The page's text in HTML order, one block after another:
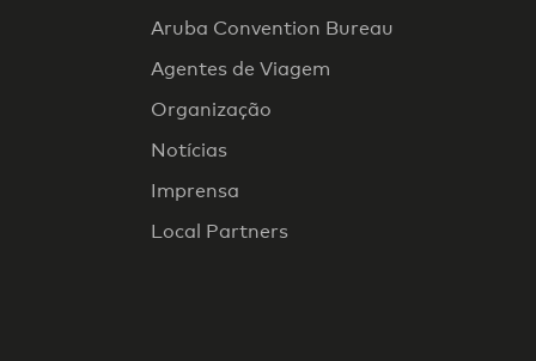
Aruba Convention Bureau
Agentes de Viagem
Organização
Notícias
Imprensa
Local Partners